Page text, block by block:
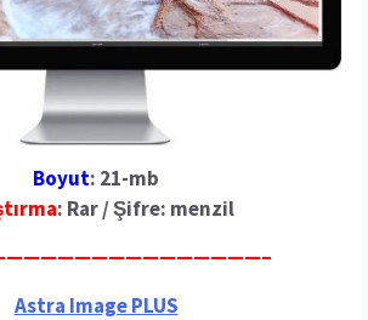
Boyut: 21-mb
: Rar / Şifre: menzil
Astra Image PLUS